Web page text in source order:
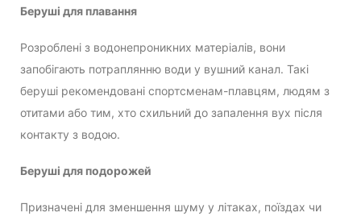
Беруші для плавання
Розроблені з водонепроникних матеріалів, вони
запобігають потраплянню води у вушний канал. Такі
беруші рекомендовані спортсменам-плавцям, людям з
отитами або тим, хто схильний до запалення вух після
контакту з водою.
Беруші для подорожей
Призначені для зменшення шуму у літаках, поїздах чи